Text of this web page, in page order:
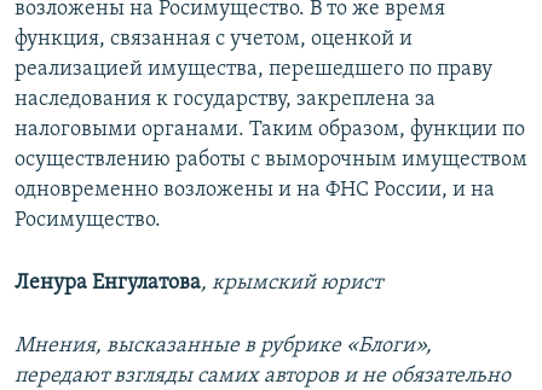
возложены на Росимущество. В то же время
функция, связанная с учетом, оценкой и
реализацией имущества, перешедшего по праву
наследования к государству, закреплена за
налоговыми органами. Таким образом, функции по
осуществлению работы с выморочным имуществом
одновременно возложены и на ФНС России, и на
Росимущество.
Ленура Енгулатова, крымский юрист
Мнения, высказанные в рубрике «Блоги»,
передают взгляды самих авторов и не обязательно